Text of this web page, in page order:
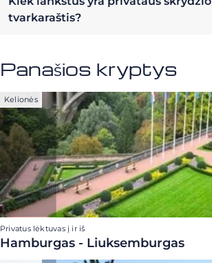
tvarkaraštis?
Panašios kryptys
Kelionės
Privatus lėktuvas į ir iš
Hamburgas - Liuksemburgas